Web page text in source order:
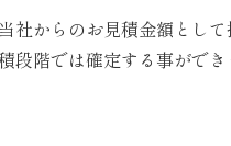
からのお見積金額として
階では確定する事がで